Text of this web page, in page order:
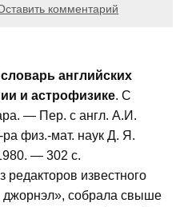
комментарий
английских
и астрофизике. С
— Пер. с англ. А.И.
физ.-мат. наук Д. Я.
— 302 с.
известного
собрала свыше